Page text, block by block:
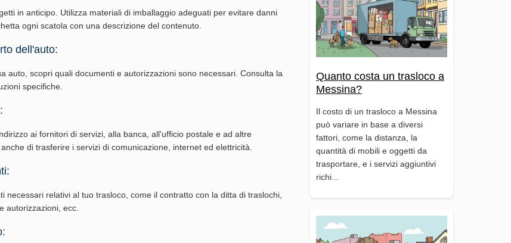
Quanto costa un trasloco a
Messina?
Il costo di un trasloco a Messina
può variare in base a diversi
fattori, come la distanza, la
quantità di mobili e oggetti da
trasportare, e i servizi aggiuntivi
richi...
in anticipo. Utilizza materiali di imballaggio adeguati per evitare danni
ogni scatola con una descrizione del contenuto.
dell'auto:
auto, scopri quali documenti e autorizzazioni sono necessari. Consulta la
specifiche.
ai fornitori di servizi, alla banca, all'ufficio postale e ad altre
di trasferire i servizi di comunicazione, internet ed elettricità.
necessari relativi al tuo trasloco, come il contratto con la ditta di traslochi,
autorizzazioni, ecc.